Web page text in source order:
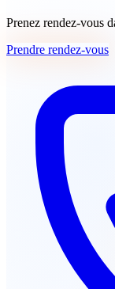
Prenez rendez-vous
Prendre rendez-vous